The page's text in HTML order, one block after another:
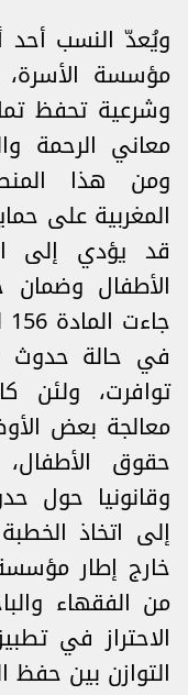
ويُعدّ النسب أحد
مؤسسة الأسرة،
وشرعية تحفظ
معاني الرحمة
ومن هذا
المغربية على
قد يؤدي إلى
الأطفال
في حالة حدوث
توافرت، ولئن
معالجة بعض
حقوق
وقانونيا حول
إلى اتخاذ
خارج إطار
من الفقهاء
الاحتراز في
التوازن بين حفظ